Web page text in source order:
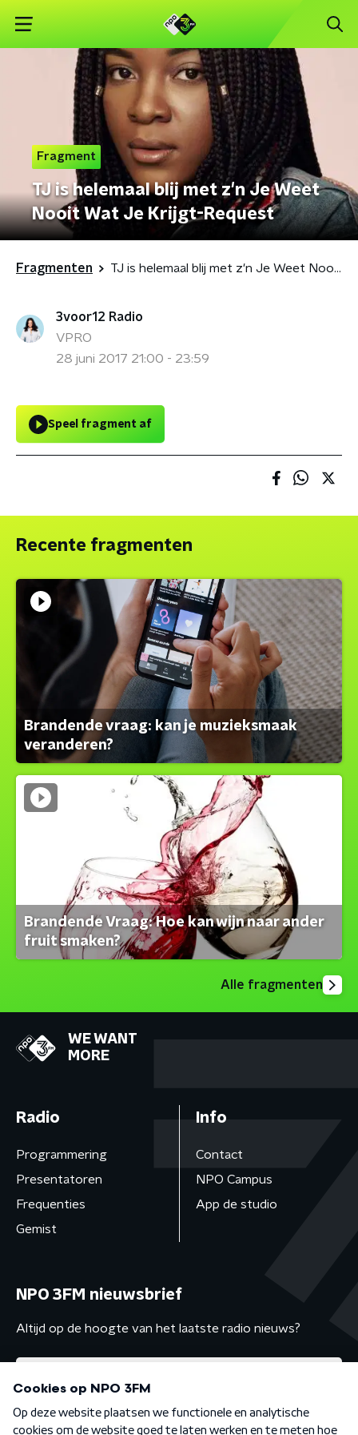
Fragment
TJ is helemaal blij met z'n Je Weet
Nooit Wat Je Krijgt-Request
Fragmenten TJ is helemaal blij met z'n Je Weet Nooit Wat Je Krijgt-Request
3voor12 Radio
VPRO
28 juni 2017 21:00 - 23:59
Speel fragment af
Recente fragmenten
Brandende vraag: kan je muzieksmaak
veranderen?
Brandende Vraag: Hoe kan wijn naar ander
fruit smaken?
Alle fragmenten
WE WANT
MORE
Radio
Programmering
Presentatoren
Frequenties
Gemist
Info
Contact
NPO Campus
App de studio
NPO 3FM nieuwsbrief
Altijd op de hoogte van het laatste radio nieuws?